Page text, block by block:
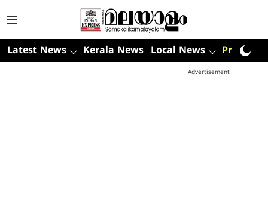
Latest News Kerala News Local News Premium
Advertisement